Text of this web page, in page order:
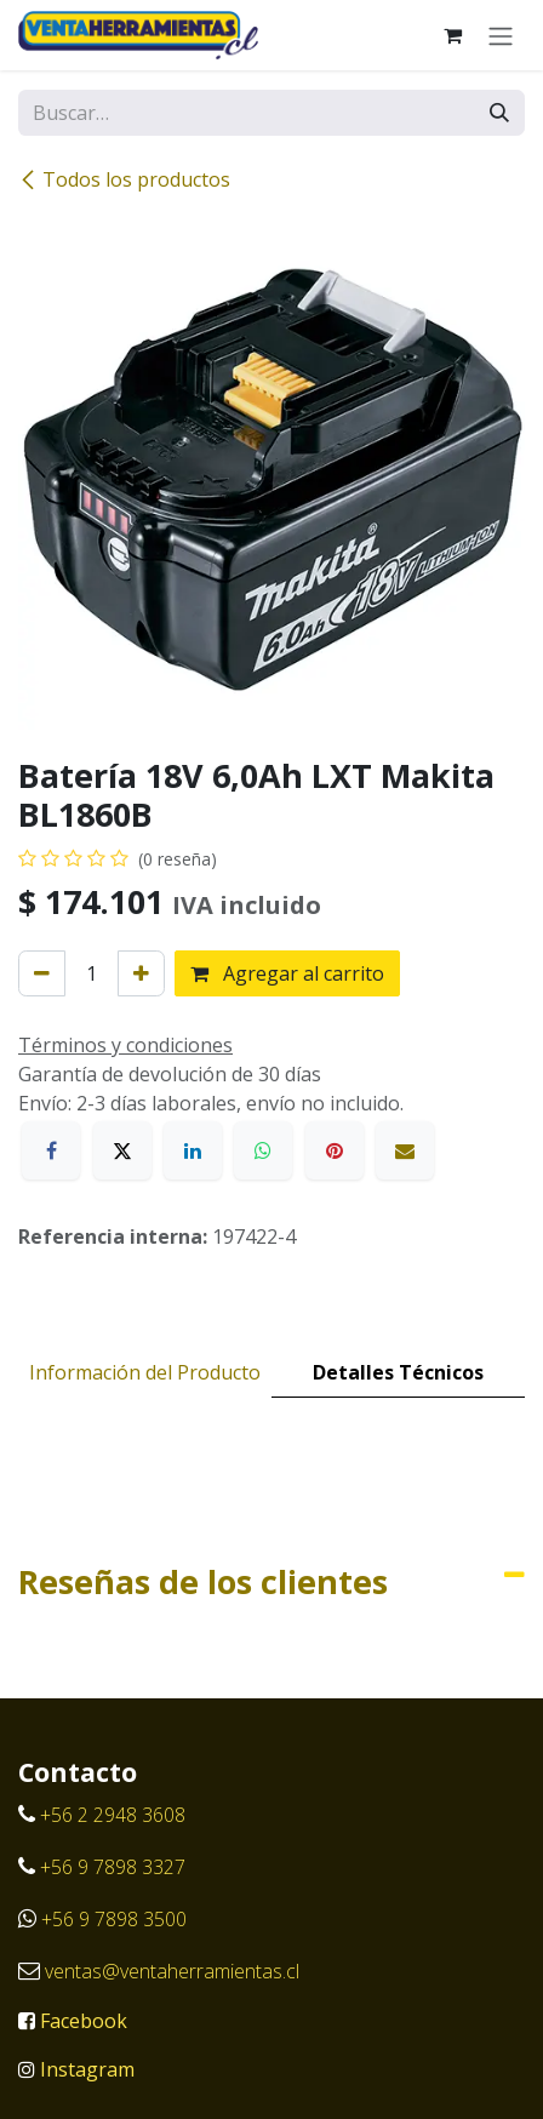
Ir al contenido
Todos los productos
Batería 18V 6,0Ah LXT Makita
BL1860B
(0 reseña)
$ 174.101 IVA incluido
Agregar al carrito
Términos y condiciones
Garantía de devolución de 30 días
Envío: 2-3 días laborales, envío no incluido.
Referencia interna: 197422-4
Información del Producto Detalles Técnicos
Reseñas de los clientes
Contacto
+56 2 2948 3608
+56 9 7898 3327
+56 9 7898 3500
ventas@ventaherramientas.cl
Facebook
Instagram